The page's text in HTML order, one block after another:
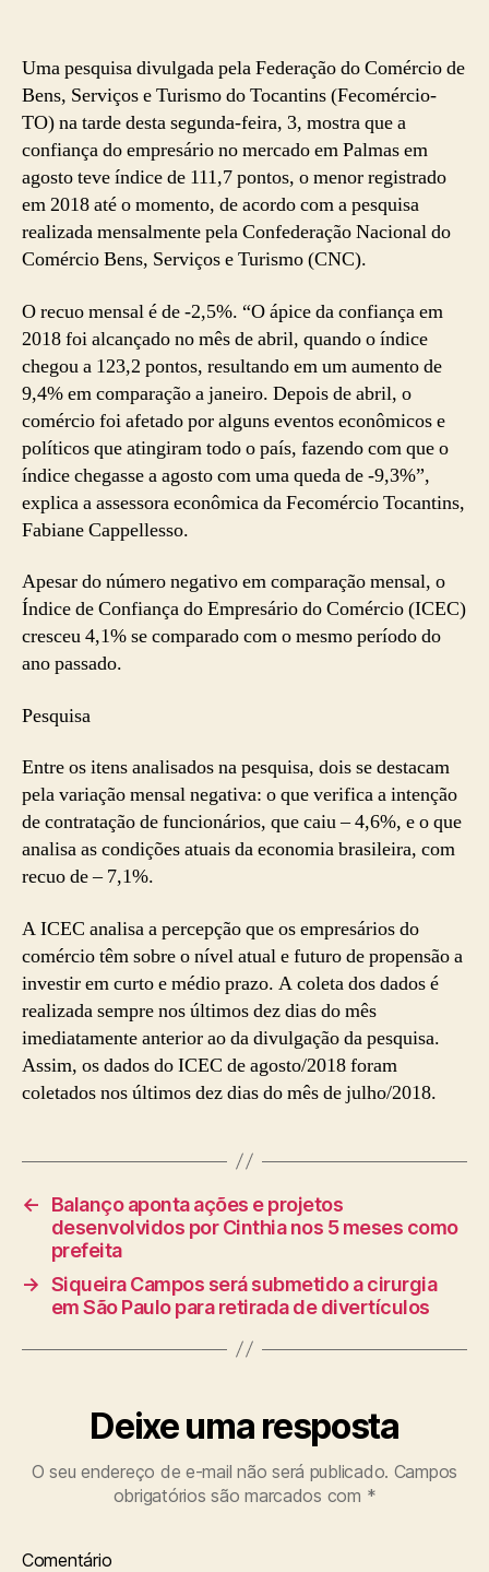
Uma pesquisa divulgada pela Federação do Comércio de
Bens, Serviços e Turismo do Tocantins (Fecomércio-
TO) na tarde desta segunda-feira, 3, mostra que a
confiança do empresário no mercado em Palmas em
agosto teve índice de 111,7 pontos, o menor registrado
em 2018 até o momento, de acordo com a pesquisa
realizada mensalmente pela Confederação Nacional do
Comércio Bens, Serviços e Turismo (CNC).
O recuo mensal é de -2,5%. “O ápice da confiança em
2018 foi alcançado no mês de abril, quando o índice
chegou a 123,2 pontos, resultando em um aumento de
9,4% em comparação a janeiro. Depois de abril, o
comércio foi afetado por alguns eventos econômicos e
políticos que atingiram todo o país, fazendo com que o
índice chegasse a agosto com uma queda de -9,3%”,
explica a assessora econômica da Fecomércio Tocantins,
Fabiane Cappellesso.
Apesar do número negativo em comparação mensal, o
Índice de Confiança do Empresário do Comércio (ICEC)
cresceu 4,1% se comparado com o mesmo período do
ano passado.
Pesquisa
Entre os itens analisados na pesquisa, dois se destacam
pela variação mensal negativa: o que verifica a intenção
de contratação de funcionários, que caiu – 4,6%, e o que
analisa as condições atuais da economia brasileira, com
recuo de – 7,1%.
A ICEC analisa a percepção que os empresários do
comércio têm sobre o nível atual e futuro de propensão a
investir em curto e médio prazo. A coleta dos dados é
realizada sempre nos últimos dez dias do mês
imediatamente anterior ao da divulgação da pesquisa.
Assim, os dados do ICEC de agosto/2018 foram
coletados nos últimos dez dias do mês de julho/2018.
←
Balanço aponta ações e projetos
desenvolvidos por Cinthia nos 5 meses como
prefeita
→ Siqueira Campos será submetido a cirurgia
em São Paulo para retirada de divertículos
Deixe uma resposta
O seu endereço de e-mail não será publicado. Campos
obrigatórios são marcados com *
Comentário